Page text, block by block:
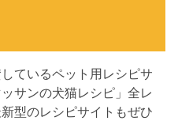
ているペット用レシピサ
サンの犬猫レシピ」全レ
型のレシピサイトもぜひ